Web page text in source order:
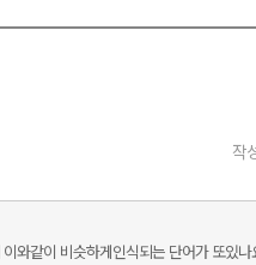
작
와같이 비슷하게인식되는 단어가 또있나